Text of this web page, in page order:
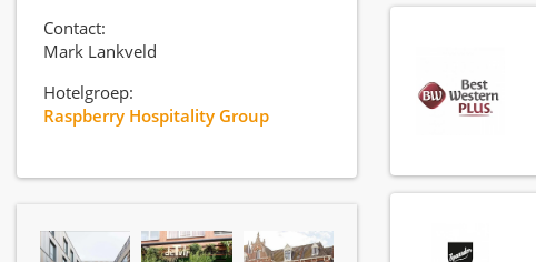
Contact:
Mark Lankveld
Hotelgroep:
Raspberry Hospitality Group